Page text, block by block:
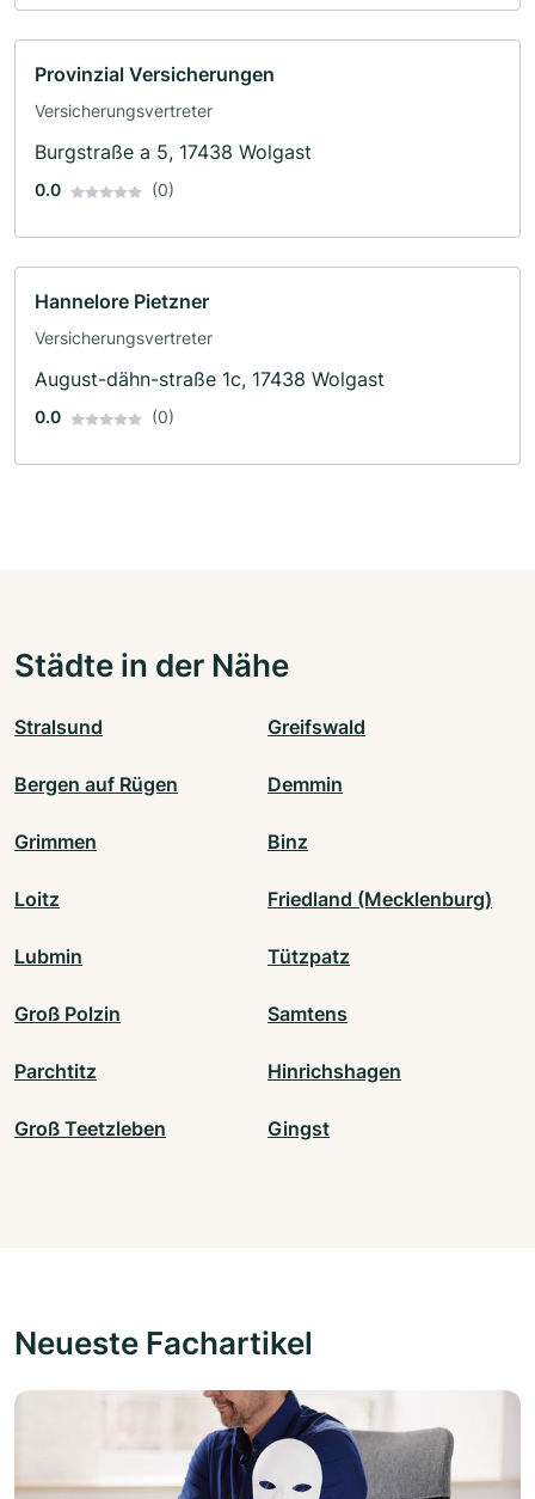
Provinzial Versicherungen
Versicherungsvertreter
Burgstraße a 5, 17438 Wolgast
0.0 (0)
Hannelore Pietzner
Versicherungsvertreter
August-dähn-straße 1c, 17438 Wolgast
0.0 (0)
Städte in der Nähe
Stralsund Greifswald
Bergen auf Rügen Demmin
Grimmen Binz
Loitz Friedland (Mecklenburg)
Lubmin Tützpatz
Groß Polzin Samtens
Parchtitz Hinrichshagen
Groß Teetzleben Gingst
Neueste Fachartikel